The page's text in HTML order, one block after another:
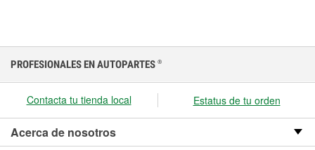
PROFESIONALES EN AUTOPARTES ®
Contacta tu tienda local Estatus de tu orden
Acerca de nosotros